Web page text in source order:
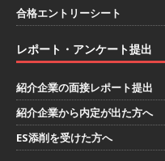
体育会
[ 2026
部を体
｜ 四国
合格エントリーシート
レポート・アンケート提出
紹介企業の面接レポート提出
紹介企業から内定が出た方へ
ES添削を受けた方へ